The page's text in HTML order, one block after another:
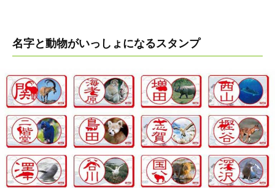
名字と動物がいっしょになるスタンプ